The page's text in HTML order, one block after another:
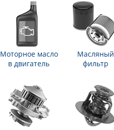
Моторное масло
в двигатель
Масляный
фильтр